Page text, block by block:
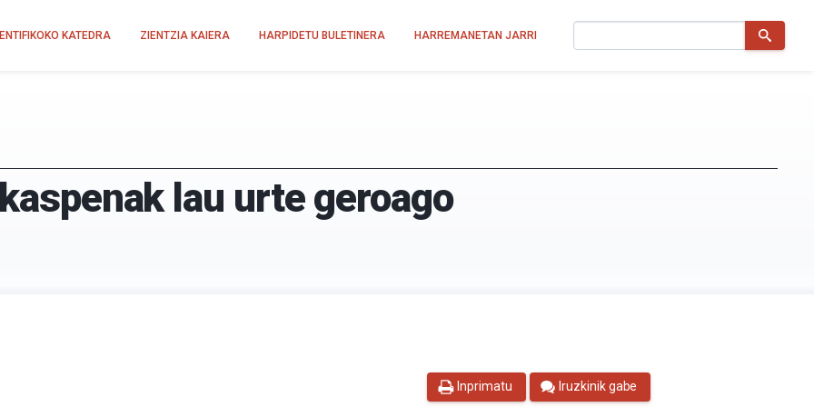
KATEDRA ZIENTZIA KAIERA HARPIDETU BULETINERA HARREMANETAN JARRI
lau urte geroago
Inprimatu Iruzkinik gabe